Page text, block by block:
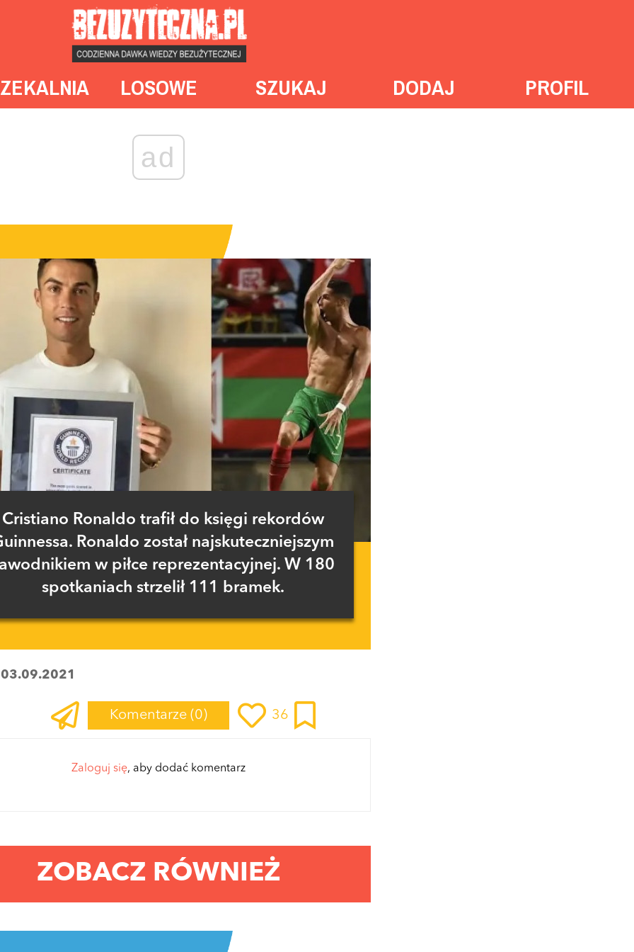
LOSOWE SZUKAJ DODAJ PROFIL
ad
Cristiano Ronaldo trafił do księgi rekordów
Ronaldo został najskuteczniejszym
w piłce reprezentacyjnej. W 180
spotkaniach strzelił 111 bramek.
03.09.2021
Komentarze (0) 36
Zaloguj się, aby dodać komentarz
ZOBACZ RÓWNIEŻ